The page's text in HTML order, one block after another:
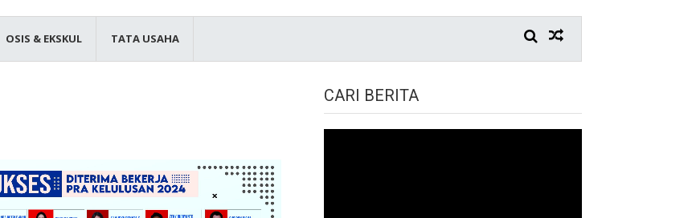
OSIS & EKSKUL TATA USAHA
CARI BERITA